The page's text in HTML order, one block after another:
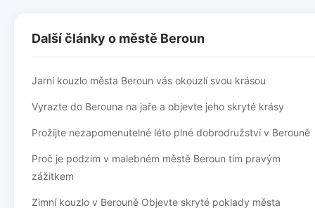
Další články o městě Beroun
Jarní kouzlo města Beroun vás okouzlí svou krásou
Vyrazte do Berouna na jaře a objevte jeho skryté krásy
Prožijte nezapomenutelné léto plné dobrodružství v Berouně
Proč je podzim v malebném městě Beroun tím pravým
zážitkem
Zimní kouzlo v Berouně Objevte skryté poklady města